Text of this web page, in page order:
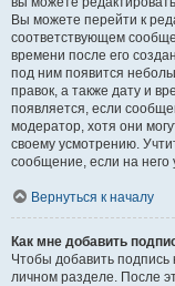
Вы можете перейти к
соответствующем
времени после его
под ним появится
правок, а также дату и
появляется, если
модератор, хотя они
своему усмотрению.
сообщение, если на него
Вернуться к началу
Как мне добавить
Чтобы добавить
личном разделе. После